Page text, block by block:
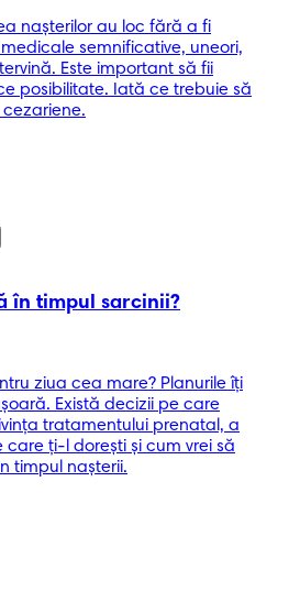
nașterilor au loc fără a fi
semnificative, uneori,
Este important să fii
posibilitate. Iată ce trebuie să
în timpul sarcinii?
ziua cea mare? Planurile îţi
Există decizii pe care
tratamentului prenatal, a
ţi-l doreşti şi cum vrei să
timpul naşterii.